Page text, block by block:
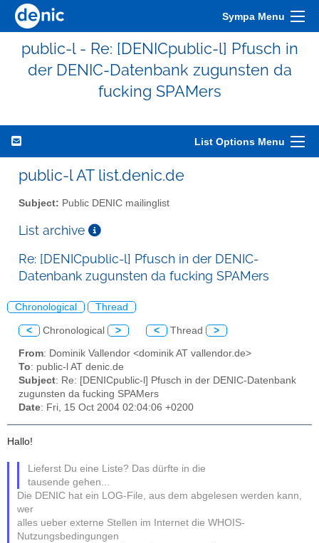
Sympa Menu
public-l - Re: [DENICpublic-l] Pfusch in
der DENIC-Datenbank zugunsten da
fucking SPAMers
List Options Menu
public-l AT list.denic.de
Subject: Public DENIC mailinglist
List archive
Re: [DENICpublic-l] Pfusch in der DENIC-
Datenbank zugunsten da fucking SPAMers
Chronological Thread
< Chronological > < Thread >
From: Dominik Vallendor <dominik AT vallendor.de>
To: public-l AT denic.de
Subject: Re: [DENICpublic-l] Pfusch in der DENIC-Datenbank
zugunsten da fucking SPAMers
Date: Fri, 15 Oct 2004 02:04:06 +0200
Hallo!
Lieferst Du eine Liste? Das dürfte in die
tausende gehen...
Die DENIC hat ein LOG-File, aus dem abgelesen werden kann,
wer
alles ueber externe Stellen im Internet die WHOIS-
Nutzungsbedingungen